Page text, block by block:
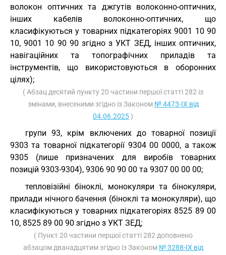
волокон оптичних та джгутів волоконно-оптичних,
інших кабелів волоконно-оптичних, що
класифікуються у товарних підкатегоріях 9001 10 90
10, 9001 10 90 90 згідно зУКТ ЗЕД, інших оптичних,
навігаційних та топографічних приладів та
інструментів, що використовуються в оборонних
цілях);
( Абзац десятий пункту 20 частини першої статті 282 із
змінами, внесеними згідно із Законом № 4473-IX від
04.06.2025)
групи 93, крім включених до товарної позиції
9303 та товарної підкатегорії 9304 00 0000, а також
9305 (лише призначених для виробів товарних
позицій 9303-9304), 9306 90 90 00 та 9307 00 00 00;
тепловізійні біноклі, монокуляри та бінокуляри,
прилади нічного бачення (біноклі та монокуляри), що
класифікуються у товарних підкатегоріях 8525 89 00
10, 8525 89 00 90 згідно з УКТ ЗЕД;
( Пункт 20 частини першої статті 282 доповнено
абзацом дванадцятим згідно із Законом № 3288-IX від